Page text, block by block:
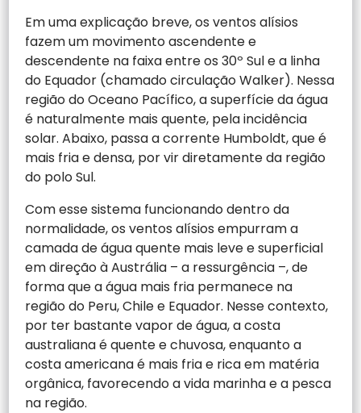
Em uma explicação breve, os ventos alísios
fazem um movimento ascendente e
descendente na faixa entre os 30º Sul e a linha
do Equador (chamado circulação Walker). Nessa
região do Oceano Pacífico, a superfície da água
é naturalmente mais quente, pela incidência
solar. Abaixo, passa a corrente Humboldt, que é
mais fria e densa, por vir diretamente da região
do polo Sul.
Com esse sistema funcionando dentro da
normalidade, os ventos alísios empurram a
camada de água quente mais leve e superficial
em direção à Austrália – a ressurgência –, de
forma que a água mais fria permanece na
região do Peru, Chile e Equador. Nesse contexto,
por ter bastante vapor de água, a costa
australiana é quente e chuvosa, enquanto a
costa americana é mais fria e rica em matéria
orgânica, favorecendo a vida marinha e a pesca
na região.